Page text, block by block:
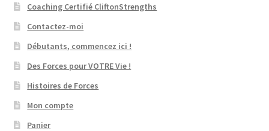
Coaching Certifié CliftonStrengths
Contactez-moi
Débutants, commencez ici !
Des Forces pour VOTRE Vie !
Histoires de Forces
Mon compte
Panier